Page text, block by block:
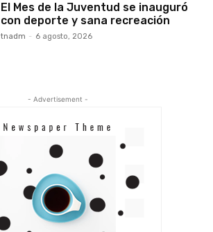
El Mes de la Juventud se inauguró
con deporte y sana recreación
tnadm - 6 agosto, 2026
- Advertisement -